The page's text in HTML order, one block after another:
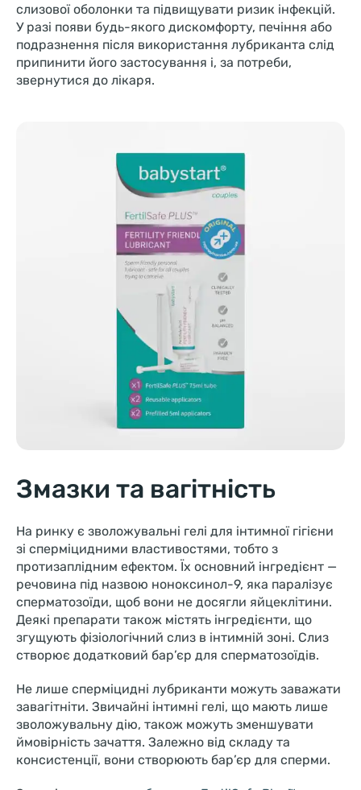
слизової оболонки та підвищувати ризик інфекцій.
У разі появи будь-якого дискомфорту, печіння або
подразнення після використання лубриканта слід
припинити його застосування і, за потреби,
звернутися до лікаря.
Змазки та вагітність
На ринку є зволожувальні гелі для інтимної гігієни
зі сперміцидними властивостями, тобто з
протизаплідним ефектом. Їх основний інгредієнт —
речовина під назвою ноноксинол-9, яка паралізує
сперматозоїди, щоб вони не досягли яйцеклітини.
Деякі препарати також містять інгредієнти, що
згущують фізіологічний слиз в інтимній зоні. Слиз
створює додатковий бар’єр для сперматозоїдів.
Не лише сперміцидні лубриканти можуть заважати
завагітніти. Звичайні інтимні гелі, що мають лише
зволожувальну дію, також можуть зменшувати
ймовірність зачаття. Залежно від складу та
консистенції, вони створюють бар’єр для сперми.